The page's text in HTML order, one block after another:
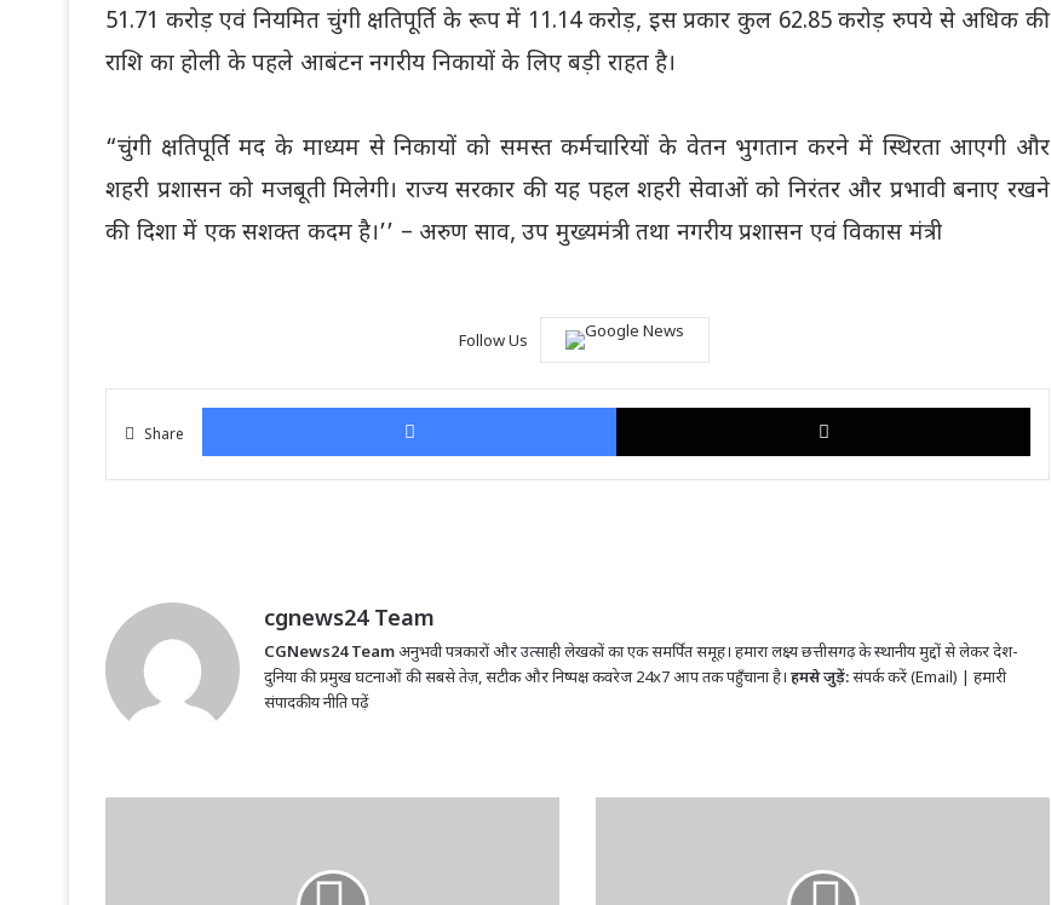
51.71 करोड़ एवं नियमित चुंगी क्षतिपूर्ति के रूप में 11.14 करोड़, इस प्रकार कुल 62.85 करोड़ रुपये से अधिक की
राशि का होली के पहले आबंटन नगरीय निकायों के लिए बड़ी राहत है।
“चुंगी क्षतिपूर्ति मद के माध्यम से निकायों को समस्त कर्मचारियों के वेतन भुगतान करने में स्थिरता आएगी और
शहरी प्रशासन को मजबूती मिलेगी। राज्य सरकार की यह पहल शहरी सेवाओं को निरंतर और प्रभावी बनाए रखने
की दिशा में एक सशक्त कदम है।’’ – अरुण साव, उप मुख्यमंत्री तथा नगरीय प्रशासन एवं विकास मंत्री
Follow Us
Share
Facebook X
cgnews24 Team
CGNews24 Teamअनुभवी पत्रकारों और उत्साही लेखकों का एक समर्पित समूह। हमारा लक्ष्य छत्तीसगढ़ के स्थानीय मुद्दों से लेकर देश-
दुनिया की प्रमुख घटनाओं की सबसे तेज़, सटीक और निष्पक्ष कवरेज 24x7 आप तक पहुँचाना है। हमसे जुड़ें:संपर्क करें (Email) | हमारी
संपादकीय नीति पढ़ें